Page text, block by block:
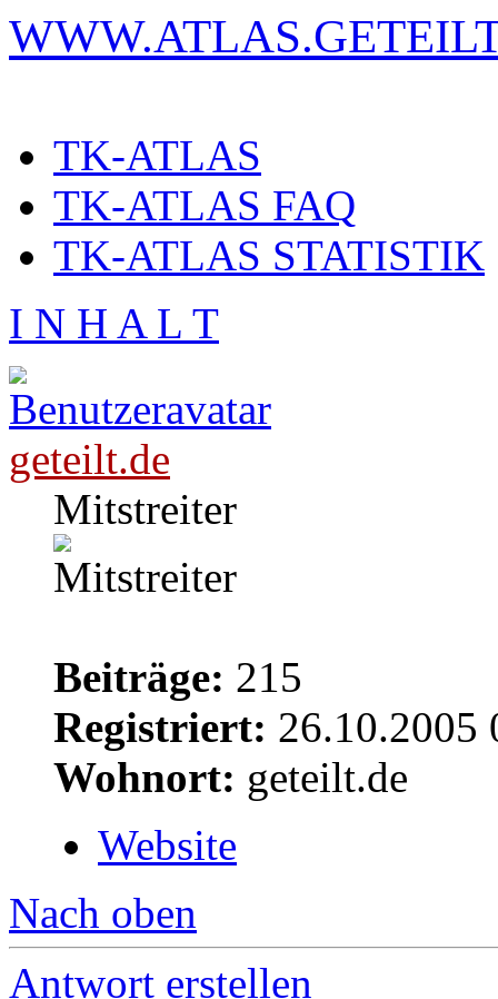
TK-ATLAS
TK-ATLAS FAQ
TK-ATLAS STATISTIK
I N H A L T
geteilt.de
Mitstreiter
Beiträge: 215
Registriert: 26.10.2005
Wohnort: geteilt.de
Website
Nach oben
Antwort erstellen